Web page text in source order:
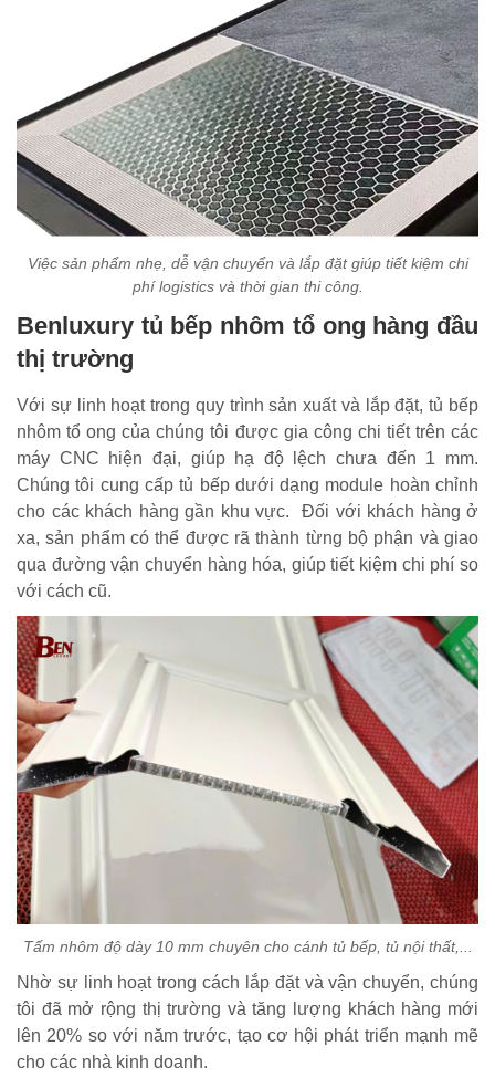
Việc sản phẩm nhẹ, dễ vận chuyển và lắp đặt giúp tiết kiệm chi
phí logistics và thời gian thi công.
Benluxury tủ bếp nhôm tổ ong hàng đầu
thị trường
Với sự linh hoạt trong quy trình sản xuất và lắp đặt, tủ bếp
nhôm tổ ong của chúng tôi được gia công chi tiết trên các
máy CNC hiện đại, giúp hạ độ lệch chưa đến 1 mm.
Chúng tôi cung cấp tủ bếp dưới dạng module hoàn chỉnh
cho các khách hàng gần khu vực. Đối với khách hàng ở
xa, sản phẩm có thể được rã thành từng bộ phận và giao
qua đường vận chuyển hàng hóa, giúp tiết kiệm chi phí so
với cách cũ.
Tấm nhôm độ dày 10 mm chuyên cho cánh tủ bếp, tủ nội thất,...
Nhờ sự linh hoạt trong cách lắp đặt và vận chuyển, chúng
tôi đã mở rộng thị trường và tăng lượng khách hàng mới
lên 20% so với năm trước, tạo cơ hội phát triển mạnh mẽ
cho các nhà kinh doanh.